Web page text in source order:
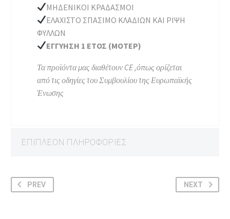
ΜΗΔΕΝΙΚΟΙ ΚΡΑΔΑΣΜΟΙ
ΕΛΑΧΙΣΤΟ ΣΠΑΣΙΜΟ ΚΛΑΔΙΩΝ ΚΑΙ ΡΙΨΗ
ΦΥΛΛΩΝ
ΕΓΓΥΗΣΗ 1 ΕΤΟΣ (ΜΟΤΕΡ)
Τα προϊόντα μας διαθέτουν CE ,όπως ορίζεται
από τις οδηγίες του Συμβουλίου της Ευρωπαϊκής
Ένωσης
ΕΠΙΠΛΈΟΝ ΠΛΗΡΟΦΟΡΊΕΣ
PREV NEXT